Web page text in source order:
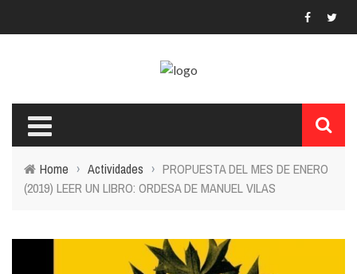
Home › Actividades › PROPUESTA DEL MES DE ENERO
(2019) LEER UN LIBRO: ORDESA DE MANUEL VILAS